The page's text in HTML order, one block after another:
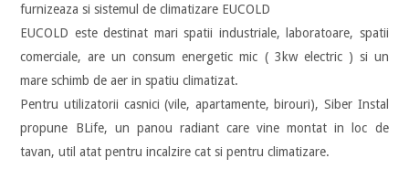
furnizeaza si sistemul de climatizare EUCOLD
EUCOLD este destinat mari spatii industriale, laboratoare, spatii
comerciale, are un consum energetic mic ( 3kw electric ) si un
mare schimb de aer in spatiu climatizat.
Pentru utilizatorii casnici (vile, apartamente, birouri), Siber Instal
propune BLife, un panou radiant care vine montat in loc de
tavan, util atat pentru incalzire cat si pentru climatizare.